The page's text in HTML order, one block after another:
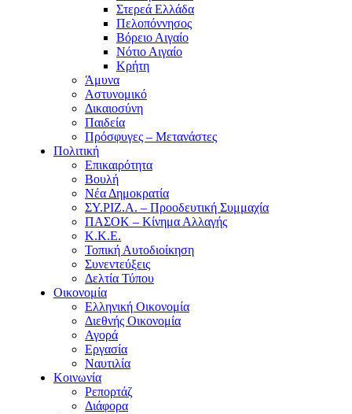
Στερεά Ελλάδα
Πελοπόννησος
Βόρειο Αιγαίο
Νότιο Αιγαίο
Κρήτη
Άμυνα
Αστυνομικό
Δικαιοσύνη
Παιδεία
Πρόσφυγες – Μετανάστες
Πολιτική
Επικαιρότητα
Βουλή
Νέα Δημοκρατία
ΣΥ.ΡΙΖ.Α. – Προοδευτική Συμμαχία
ΠΑΣΟΚ – Κίνημα Αλλαγής
Κ.Κ.Ε.
Τοπική Αυτοδιοίκηση
Συνεντεύξεις
Δελτία Τύπου
Οικονομία
Ελληνική Οικονομία
Διεθνής Οικονομία
Αγορά
Εργασία
Ναυτιλία
Κοινωνία
Ρεπορτάζ
Διάφορα